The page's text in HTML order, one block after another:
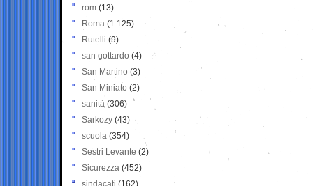
rom (13)
Roma (1.125)
Rutelli (9)
san gottardo (4)
San Martino (3)
San Miniato (2)
sanità (306)
Sarkozy (43)
scuola (354)
Sestri Levante (2)
Sicurezza (452)
sindacati (162)